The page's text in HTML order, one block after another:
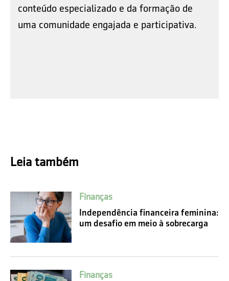
conteúdo especializado e da formação de
uma comunidade engajada e participativa.
Leia também
Finanças
Independência financeira feminina:
um desafio em meio à sobrecarga
Finanças